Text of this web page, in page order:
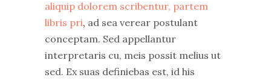
aliquip dolorem scribentur, partem
libris pri, ad sea verear postulant
conceptam. Sed appellantur
interpretaris cu, meis possit melius ut
sed. Ex suas definiebas est, id his